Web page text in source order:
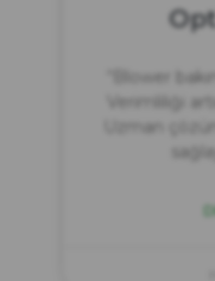
“Blower
Verimliliği
Uzman